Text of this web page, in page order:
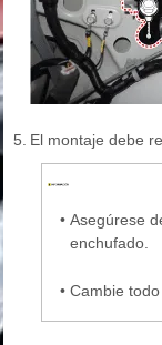
5. El montaje debe
• Asegúrese
enchufado.
• Cambie